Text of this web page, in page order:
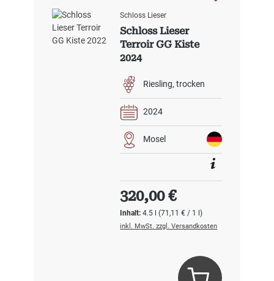
Schloss Lieser
Schloss Lieser
Terroir GG Kiste
2024
Riesling trocken
2024
Mosel
Inhalt:4.5 l(71,11 € / 1 l)
Regulärer Preis:
320,00 €
inkl. MwSt. zzgl. Versandkosten